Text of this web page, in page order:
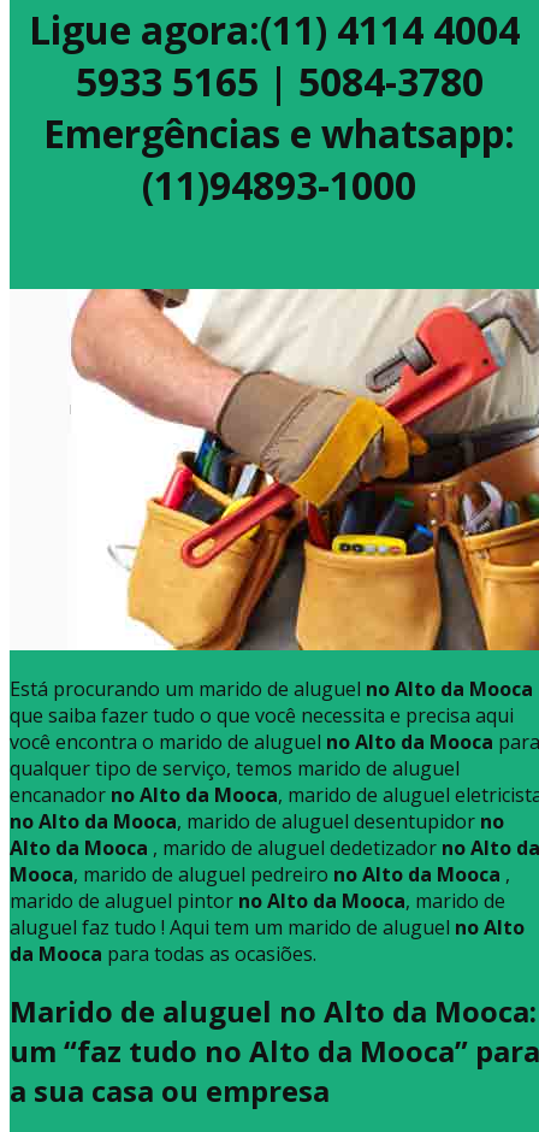
Ligue agora:(11) 4114 4004
5933 5165 | 5084-3780
Emergências e whatsapp:
(11)94893-1000
Está procurando um marido de aluguel no Alto da Mooca
que saiba fazer tudo o que você necessita e precisa aqui
você encontra o marido de aluguel no Alto da Mooca para
qualquer tipo de serviço, temos marido de aluguel
encanador no Alto da Mooca, marido de aluguel
no Alto da Mooca, marido de aluguel desentupidor no
Alto da Mooca , marido de aluguel dedetizador no Alto da
Mooca, marido de aluguel pedreiro no Alto da Mooca ,
marido de aluguel pintor no Alto da Mooca, marido de
aluguel faz tudo ! Aqui tem um marido de aluguel no Alto
da Mooca para todas as ocasiões.
Marido de aluguel no Alto da Mooca:
um “faz tudo no Alto da Mooca” para
a sua casa ou empresa